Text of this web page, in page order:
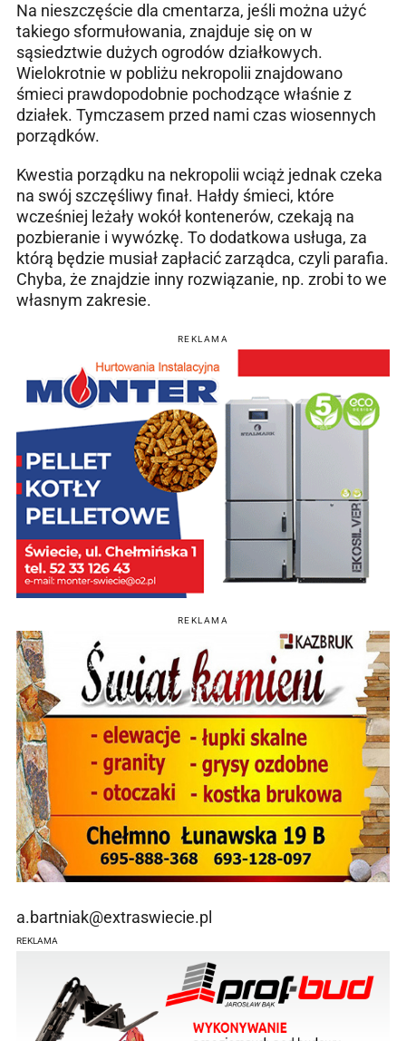
Na nieszczęście dla cmentarza, jeśli można użyć
takiego sformułowania, znajduje się on w
sąsiedztwie dużych ogrodów działkowych.
Wielokrotnie w pobliżu nekropolii znajdowano
śmieci prawdopodobnie pochodzące właśnie z
działek. Tymczasem przed nami czas wiosennych
porządków.
Kwestia porządku na nekropolii wciąż jednak czeka
na swój szczęśliwy finał. Hałdy śmieci, które
wcześniej leżały wokół kontenerów, czekają na
pozbieranie i wywózkę. To dodatkowa usługa, za
którą będzie musiał zapłacić zarządca, czyli parafia.
Chyba, że znajdzie inny rozwiązanie, np. zrobi to we
własnym zakresie.
REKLAMA
REKLAMA
a.bartniak@extraswiecie.pl
REKLAMA